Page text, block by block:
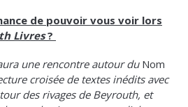
de pouvoir vous voir lors
Livres?
une rencontre autour du Nom
croisée de textes inédits avec
des rivages de Beyrouth, et